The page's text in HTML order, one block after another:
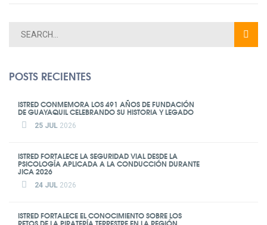
POSTS RECIENTES
ISTRED CONMEMORA LOS 491 AÑOS DE FUNDACIÓN
DE GUAYAQUIL CELEBRANDO SU HISTORIA Y LEGADO
25 JUL 2026
ISTRED FORTALECE LA SEGURIDAD VIAL DESDE LA
PSICOLOGÍA APLICADA A LA CONDUCCIÓN DURANTE
JICA 2026
24 JUL 2026
ISTRED FORTALECE EL CONOCIMIENTO SOBRE LOS
RETOS DE LA PIRATERÍA TERRESTRE EN LA REGIÓN